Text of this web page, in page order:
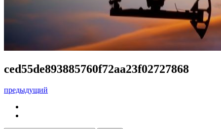
ced55de893885760f72aa23f02727868
предыдущий